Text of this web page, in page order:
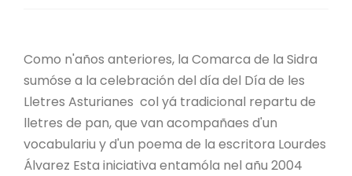
Como n'años anteriores, la Comarca de la Sidra
sumóse a la celebración del día del Día de les
Lletres Asturianes col yá tradicional repartu de
lletres de pan, que van acompañaes d'un
vocabulariu y d'un poema de la escritora Lourdes
Álvarez Esta iniciativa entamóla nel añu 2004